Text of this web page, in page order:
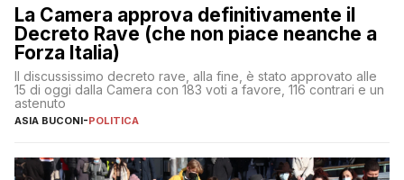
La Camera approva definitivamente il
Decreto Rave (che non piace neanche a
Forza Italia)
Il discussissimo decreto rave, alla fine, è stato approvato alle
15 di oggi dalla Camera con 183 voti a favore, 116 contrari e un
astenuto
ASIA BUCONI-POLITICA